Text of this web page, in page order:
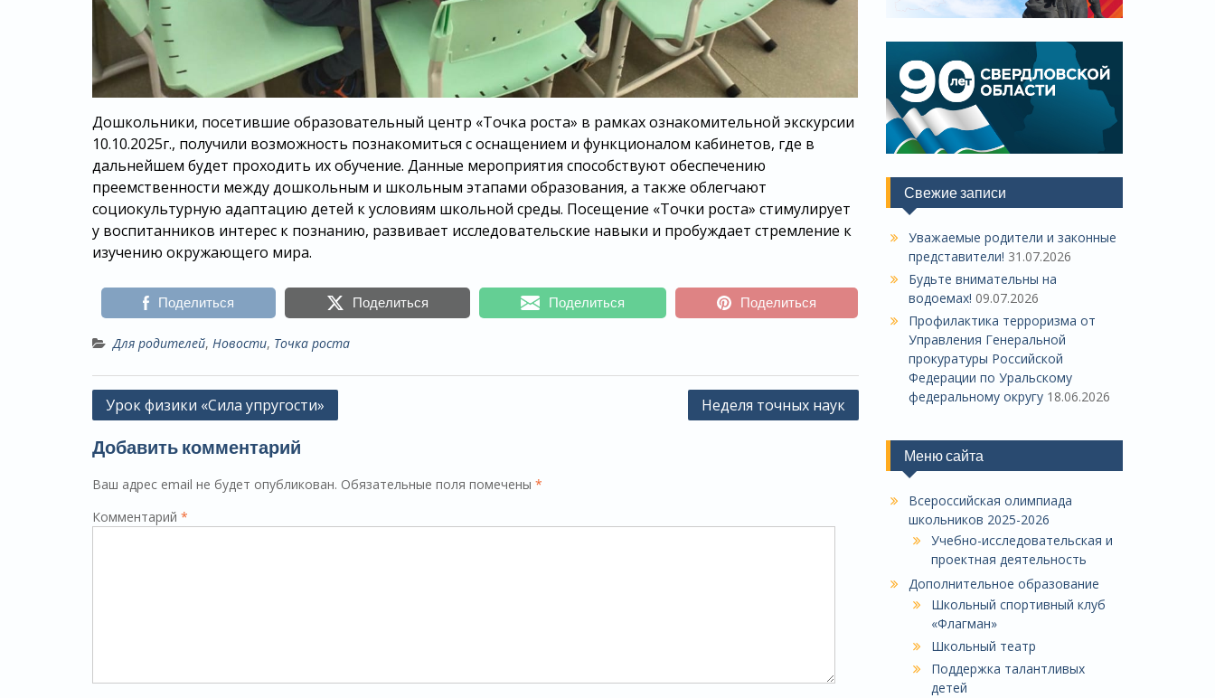
Дошкольники, посетившие образовательный центр «Точка роста» в рамках ознакомительной экскурсии
10.10.2025г., получили возможность познакомиться с оснащением и функционалом кабинетов, где в
дальнейшем будет проходить их обучение. Данные мероприятия способствуют обеспечению
преемственности между дошкольным и школьным этапами образования, а также облегчают
социокультурную адаптацию детей к условиям школьной среды. Посещение «Точки роста» стимулирует
у воспитанников интерес к познанию, развивает исследовательские навыки и пробуждает стремление к
изучению окружающего мира.
Поделиться Поделиться Поделиться Поделиться
Для родителей, Новости, Точка роста
Навигация
записям
Урок физики «Сила упругости» Неделя точных наук
Добавить комментарий
Ваш адрес email не будет опубликован. Обязательные поля помечены *
Комментарий *
Свежие записи
Уважаемые родители и законные
представители! 31.07.2026
Будьте внимательны на
водоемах! 09.07.2026
Профилактика терроризма от
Управления Генеральной
прокуратуры Российской
Федерации по Уральскому
федеральному округу 18.06.2026
Меню сайта
Всероссийская олимпиада
школьников 2025-2026
Учебно-исследовательская и
проектная деятельность
Дополнительное образование
Школьный спортивный клуб
«Флагман»
Школьный театр
Поддержка талантливых
детей